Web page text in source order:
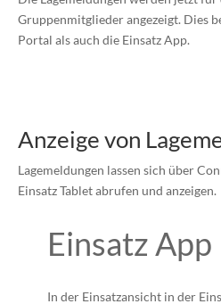
Gruppenmitglieder angezeigt. Dies
Portal als auch die Einsatz App.
Anzeige von
Lagemeldungen lassen sich über
Einsatz Tablet abrufen und anzeigen.
Einsatz App
In der Einsatzansicht in der